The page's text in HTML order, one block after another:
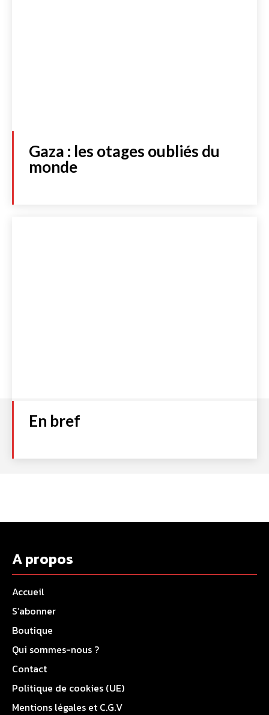
Gaza : les otages oubliés du
monde
En bref
A propos
Accueil
S’abonner
Boutique
Qui sommes-nous ?
Contact
Politique de cookies (UE)
Mentions légales et C.G.V